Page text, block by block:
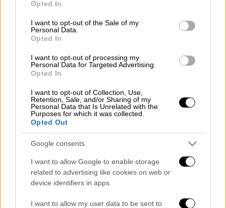
use your data for below specified purposes in below Google
consent section.
Opted In
I want to opt-out of the Sale of my
Personal Data.
Opted In
I want to opt-out of processing my
Personal Data for Targeted Advertising.
Opted In
I want to opt-out of Collection, Use,
Retention, Sale, and/or Sharing of my
Personal Data that Is Unrelated with the
Purposes for which it was collected.
Opted Out
Google consents
I want to allow Google to enable storage
related to advertising like cookies on web or
device identifiers in apps.
I want to allow my user data to be sent to
κυκλοφόρησαν
ΔΙΑΒΑΣΤΕ ΕΠΙΣΗΣ
Κόσμος|15.01.2025 17:05
Teknofest 2025: Αφίσα-πρόκληση
δείχνει τουρκική όλη την Κύπρο
Μουσική| 15.01.2025 17:00
Perfume Genius: Ανακοίνωσε την
κυκλοφορία του νέου του άλμπουμ
και κυκλοφόρησε το πρώτο single
«It’s a Mirror»